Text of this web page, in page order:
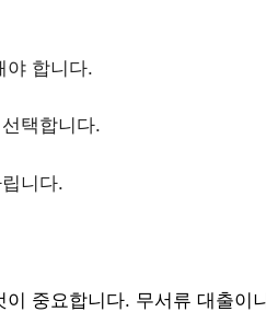
야 합니다.
택합니다.
니다.
중요합니다. 무서류 대출이